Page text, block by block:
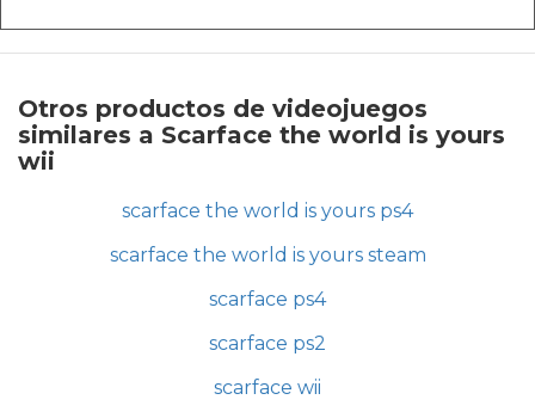
Otros productos de videojuegos
similares a Scarface the world is yours
wii
scarface the world is yours ps4
scarface the world is yours steam
scarface ps4
scarface ps2
scarface wii